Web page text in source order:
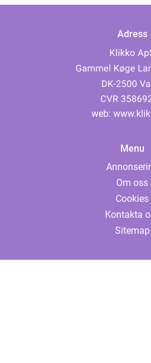
Adress
web:
Menu
Om oss
Cookies
Kontakta
Sitemap